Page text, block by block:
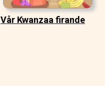
Vår Kwanzaa firande